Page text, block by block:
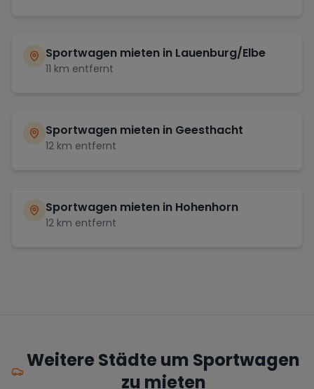
Sportwagen mieten in Lauenburg/Elbe
11 km entfernt
Sportwagen mieten in Geesthacht
12 km entfernt
Sportwagen mieten in Hohenhorn
12 km entfernt
Weitere Städte um Sportwagen
zu mieten